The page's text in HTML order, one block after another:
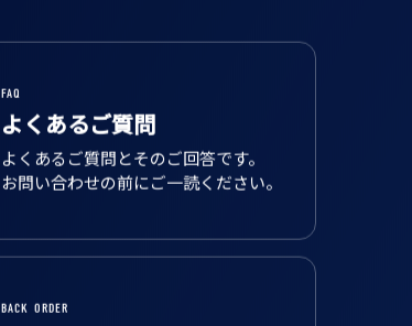
FAQ
よくあるご質問
よくあるご質問とそのご回答です。
お問い合わせの前にご一読ください。
BACK ORDER